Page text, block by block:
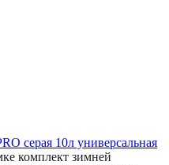
серая 10л универсальная
комплект зимней